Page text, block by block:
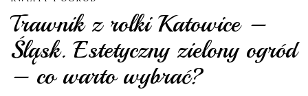
Trawnik z rolki Katowice –
Śląsk. Estetyczny zielony ogród
– co warto wybrać?